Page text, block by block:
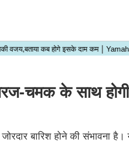
चमक के साथ होगी
बारिश होने की संभावना है।